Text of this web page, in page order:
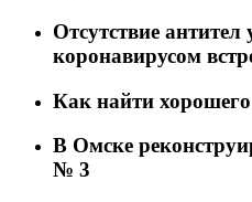
Отсутствие
коронавирусом
Как найти
В Омске
№ 3